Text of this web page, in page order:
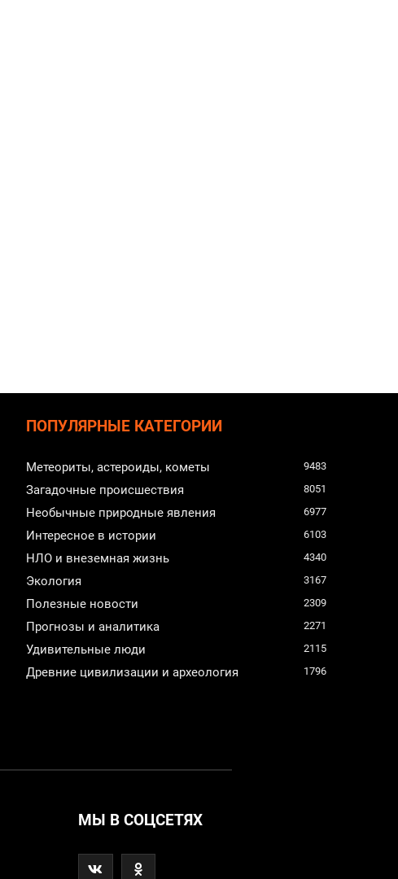
ПОПУЛЯРНЫЕ КАТЕГОРИИ
Метеориты, астероиды, кометы 9483
Загадочные происшествия 8051
Необычные природные явления 6977
Интересное в истории 6103
НЛО и внеземная жизнь 4340
Экология 3167
Полезные новости 2309
Прогнозы и аналитика 2271
Удивительные люди 2115
Древние цивилизации и археология 1796
МЫ В СОЦСЕТЯХ